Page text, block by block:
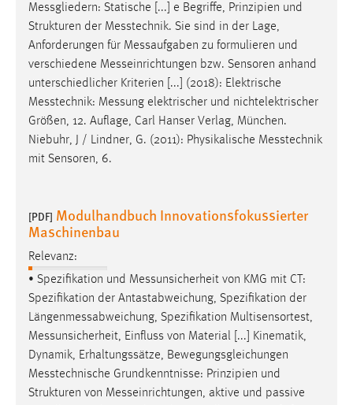
Messgliedern: Statische [...] e Begriffe, Prinzipien und
Strukturen der Messtechnik. Sie sind in der Lage,
Anforderungen für Messaufgaben zu formulieren und
verschiedene Messeinrichtungen bzw. Sensoren anhand
unterschiedlicher Kriterien [...] (2018): Elektrische
Messtechnik: Messung elektrischer und nichtelektrischer
Größen, 12. Auflage, Carl Hanser Verlag, München.
Niebuhr, J / Lindner, G. (2011): Physikalische Messtechnik
mit Sensoren, 6.
[PDF] Modulhandbuch Innovationsfokussierter
Maschinenbau
Relevanz:
• Spezifikation und Messunsicherheit von KMG mit CT:
Spezifikation der Antastabweichung, Spezifikation der
Längenmessabweichung, Spezifikation Multisensortest,
Messunsicherheit, Einfluss von Material [...] Kinematik,
Dynamik, Erhaltungssätze, Bewegungsgleichungen
Messtechnische Grundkenntnisse: Prinzipien und
Strukturen von Messeinrichtungen, aktive und passive